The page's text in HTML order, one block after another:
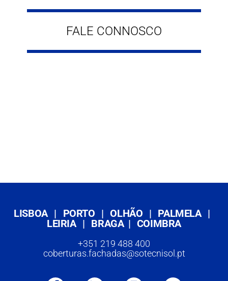
FALE CONNOSCO
LISBOA | PORTO | OLHÃO | PALMELA |
LEIRIA | BRAGA | COIMBRA
+351 219 488 400
coberturas.fachadas@sotecnisol.pt